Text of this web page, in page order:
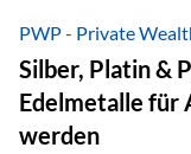
monetäre Rolle
bemerkenswerte
Treiber sind
Spannungen und
ungedeckte
PWP - Private
Silber, Platin &
Edelmetalle für
werden